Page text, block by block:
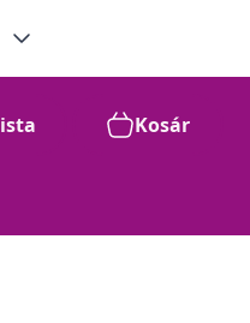
Kosár